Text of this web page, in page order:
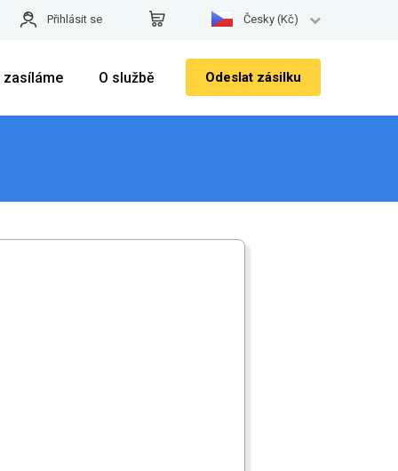
Česky (Kč)
Přihlásit se
Odeslat zásilku
zasíláme O službě